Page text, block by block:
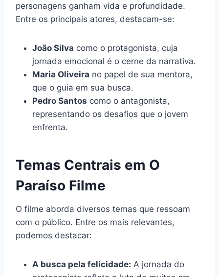
personagens ganham vida e profundidade.
Entre os principais atores, destacam-se:
João Silva como o protagonista, cuja
jornada emocional é o cerne da narrativa.
Maria Oliveira no papel de sua mentora,
que o guia em sua busca.
Pedro Santos como o antagonista,
representando os desafios que o jovem
enfrenta.
Temas Centrais em O
Paraíso Filme
O filme aborda diversos temas que ressoam
com o público. Entre os mais relevantes,
podemos destacar:
A busca pela felicidade: A jornada do